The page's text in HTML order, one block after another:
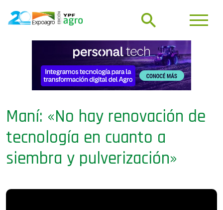
Maní: «No hay renovación de
tecnología en cuanto a
siembra y pulverización»